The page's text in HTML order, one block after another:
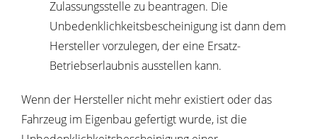
Zulassungsstelle zu beantragen. Die
Unbedenklichkeitsbescheinigung ist dann dem
Hersteller vorzulegen, der eine Ersatz-
Betriebserlaubnis ausstellen kann.
Wenn der Hersteller nicht mehr existiert oder das
Fahrzeug im Eigenbau gefertigt wurde, ist die